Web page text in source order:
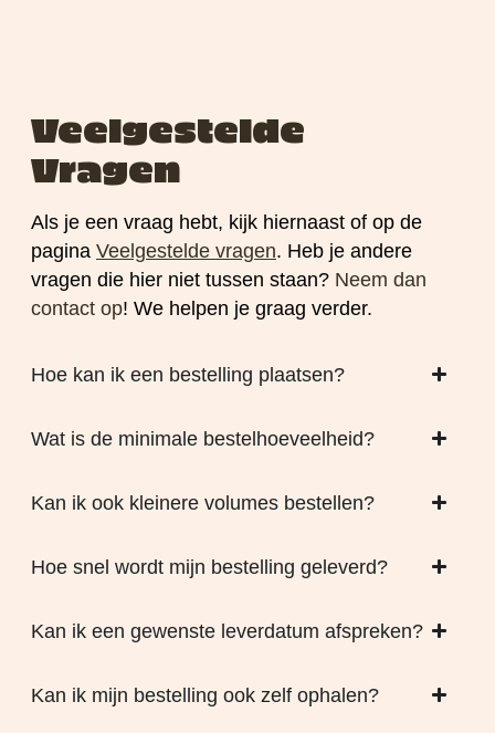
Veelgestelde
Vragen
Als je een vraag hebt, kijk hiernaast of op de
pagina Veelgestelde vragen. Heb je andere
vragen die hier niet tussen staan? Neem dan
contact op! We helpen je graag verder.
Hoe kan ik een bestelling plaatsen?
Wat is de minimale bestelhoeveelheid?
Kan ik ook kleinere volumes bestellen?
Hoe snel wordt mijn bestelling geleverd?
Kan ik een gewenste leverdatum afspreken?
Kan ik mijn bestelling ook zelf ophalen?